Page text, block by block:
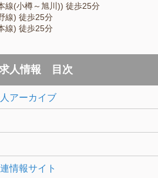
線(小樽～旭川)) 徒歩25分
線) 徒歩25分
線) 徒歩25分
人情報 目次
アーカイブ
情報サイト